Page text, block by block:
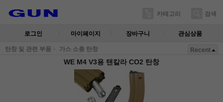
카테고리 검색
로그인 마이페이지 장바구니 관심상품
탄창 및 관련 부품 가스 소총 탄창 Recent
WE M4 V3용 탠칼라 CO2 탄창